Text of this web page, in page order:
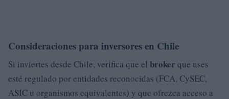
Consideraciones para inversores en Chile
Si inviertes desde Chile, verifica que el broker que uses
esté regulado por entidades reconocidas (FCA, CySEC,
ASIC u organismos equivalentes) y que ofrezca acceso a